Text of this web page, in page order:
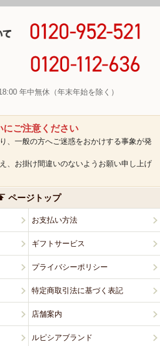
年中無休（年末年始を除く）
にご注意ください
、一般の方へご迷惑をおかけする事象が発
、お掛け間違いのないようお願い申し上げ
ページトップ
お支払い方法
ギフトサービス
プライバシーポリシー
特定商取引法に基づく表記
店舗案内
ルピシアブランド